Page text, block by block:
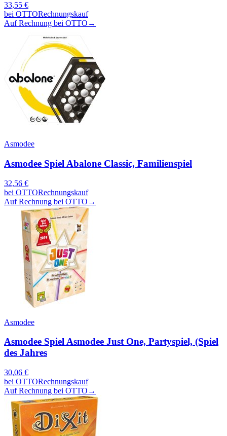
33,55 €
bei OTTORechnungskauf
Auf Rechnung bei OTTO →
Asmodee
Asmodee Spiel Abalone Classic, Familienspiel
32,56 €
bei OTTORechnungskauf
Auf Rechnung bei OTTO →
Asmodee
Asmodee Spiel Asmodee Just One, Partyspiel, (Spiel
des Jahres
30,06 €
bei OTTORechnungskauf
Auf Rechnung bei OTTO →